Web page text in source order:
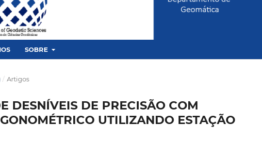
SOBRE
/ Artigos
DESNÍVEIS DE PRECISÃO COM
UTILIZANDO ESTAÇÃO